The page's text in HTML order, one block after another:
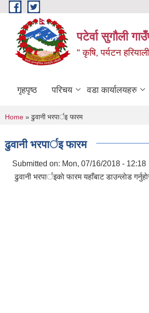
Skip to main content
पटेर्वा सुगौली
" कृषि, पर्यटन
गृहपृष्ठ परिचय वडा कार्यालयहरु
You are here
Home » ढुवानी भरपार्इ फारम
ढुवानी भरपार्इ फारम
Submitted on: Mon, 07/16/2018 - 12:18
ढुवानी भरपार्इकाे फारम यहाँबाट डाउन्लाेड